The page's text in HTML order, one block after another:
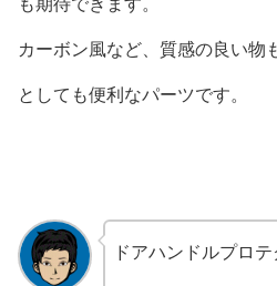
カーボン風など、質感の良い物
としても便利なパーツです。
ドアハンドルプロ